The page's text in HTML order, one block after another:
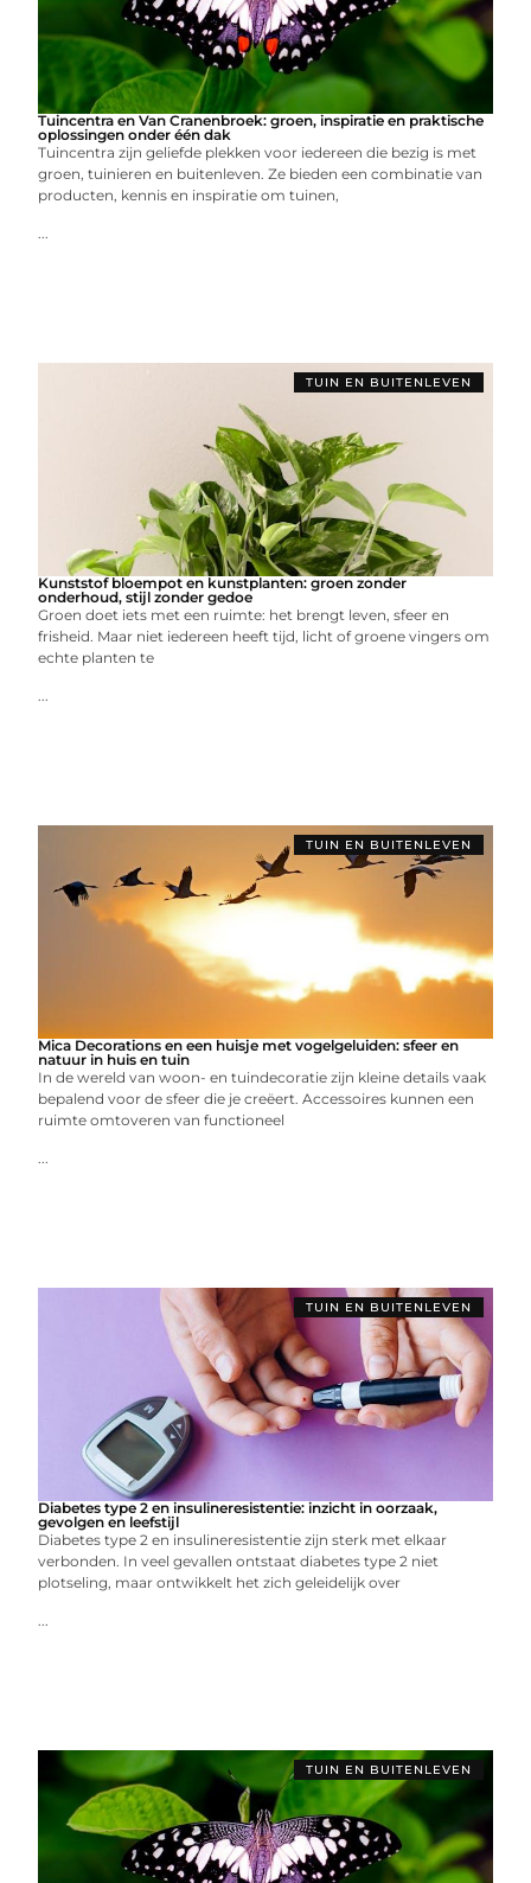
Tuincentra en Van Cranenbroek: groen, inspiratie en praktische
oplossingen onder één dak
Tuincentra zijn geliefde plekken voor iedereen die bezig is met
groen, tuinieren en buitenleven. Ze bieden een combinatie van
producten, kennis en inspiratie om tuinen,
...
TUIN EN BUITENLEVEN
Kunststof bloempot en kunstplanten: groen zonder
onderhoud, stijl zonder gedoe
Groen doet iets met een ruimte: het brengt leven, sfeer en
frisheid. Maar niet iedereen heeft tijd, licht of groene vingers om
echte planten te
...
TUIN EN BUITENLEVEN
Mica Decorations en een huisje met vogelgeluiden: sfeer en
natuur in huis en tuin
In de wereld van woon- en tuindecoratie zijn kleine details vaak
bepalend voor de sfeer die je creëert. Accessoires kunnen een
ruimte omtoveren van functioneel
...
TUIN EN BUITENLEVEN
Diabetes type 2 en insulineresistentie: inzicht in oorzaak,
gevolgen en leefstijl
Diabetes type 2 en insulineresistentie zijn sterk met elkaar
verbonden. In veel gevallen ontstaat diabetes type 2 niet
plotseling, maar ontwikkelt het zich geleidelijk over
...
TUIN EN BUITENLEVEN